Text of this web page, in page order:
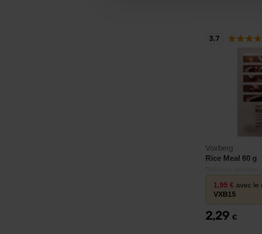
Voxberg
Rice Meal 60 g
sucre ajouté.
1,95 € avec le
VXB15
2,29 €
3,7